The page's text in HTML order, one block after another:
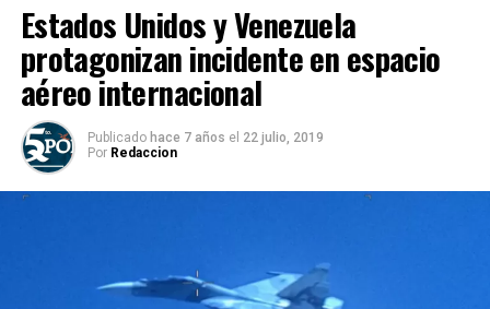
Estados Unidos y Venezuela
protagonizan incidente en espacio
aéreo internacional
Publicado hace 7 años el 22 julio, 2019
Por Redaccion